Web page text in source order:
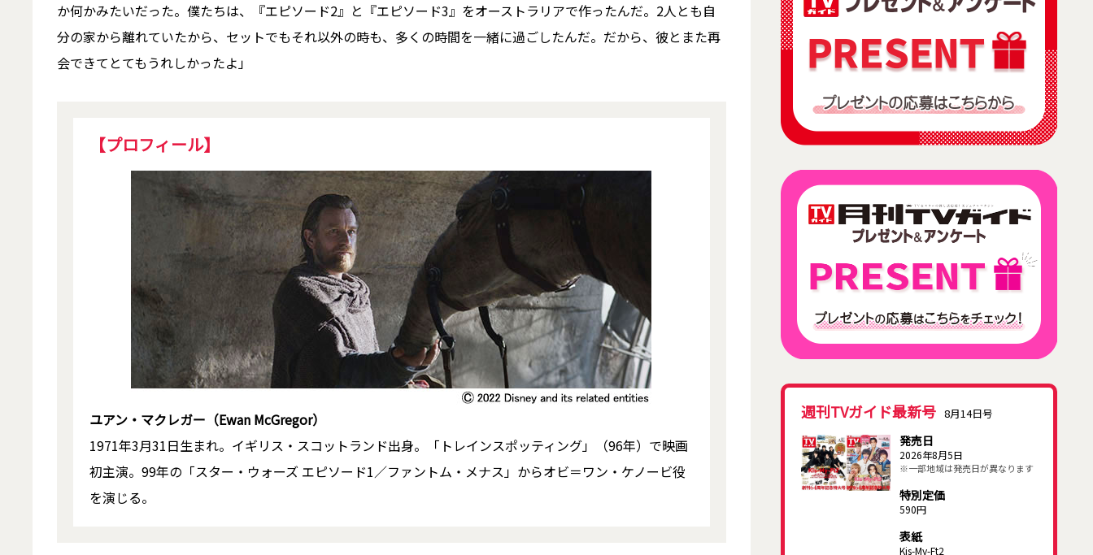
か何かみたいだった。僕たちは、『エピソード2』と『エピソード3』をオーストラリアで作ったんだ。2人とも自
分の家から離れていたから、セットでもそれ以外の時も、多くの時間を一緒に過ごしたんだ。だから、彼とまた再
会できてとてもうれしかったよ」
【プロフィール】
ユアン・マクレガー（Ewan McGregor）
1971年3月31日生まれ。イギリス・スコットランド出身。「トレインスポッティング」（96年）で映画
初主演。99年の「スター・ウォーズ エピソード1／ファントム・メナス」からオビ＝ワン・ケノービ役
を演じる。
週刊TVガイド最新号 8月14日号
発売日
2026年8月5日
※一部地域は発売日が異なります
特別定価
590円
表紙
Kis-My-Ft2